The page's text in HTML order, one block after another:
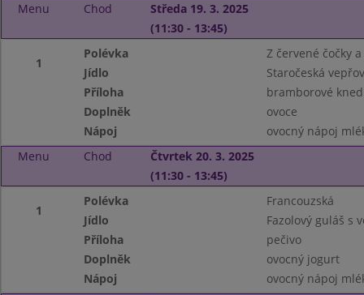
Menu Chod
Středa 19. 3. 2025
(11:30 - 13:45)
1
Polévka
Z červené čočky
Jídlo
Staročeská
Příloha
bramborové
Doplněk
ovoce
Nápoj
ovocný nápoj
Menu
Chod
Čtvrtek 20. 3. 2025
(11:30 - 13:45)
1
Polévka
Francouzská
Jídlo
Fazolový guláš s
Příloha
pečivo
Doplněk
ovocný jogurt
Nápoj
ovocný nápoj